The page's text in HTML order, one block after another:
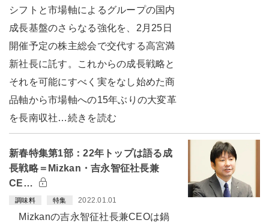
シフトと市場軸によるグループの国内
成長基盤のさらなる強化を、2月25日
開催予定の株主総会で交代する高宮満
新社長に託す。これからの成長戦略と
それを可能にすべく実をなし始めた商
品軸から市場軸への15年ぶりの大変革
を長南収社…続きを読む
新春特集第1部：22年トップは語る成
長戦略＝Mizkan・吉永智征社長兼
CE…
調味料 特集 2022.01.01
Mizkanの吉永智征社長兼CEOは鍋